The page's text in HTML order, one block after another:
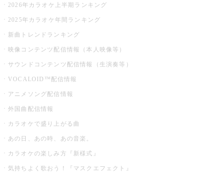
2026年カラオケ上半期ランキング
2025年カラオケ年間ランキング
新曲トレンドランキング
映像コンテンツ配信情報（本人映像等）
サウンドコンテンツ配信情報（生演奏等）
VOCALOID™配信情報
アニメソング配信情報
外国曲配信情報
カラオケで盛り上がる曲
あの日、あの時、あの音楽。
カラオケの楽しみ方『新様式』
気持ちよく歌おう！『マスクエフェクト』